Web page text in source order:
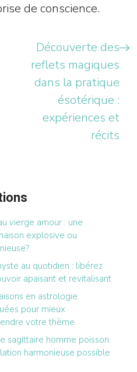
de conscience.
Découverte des
reflets magiques
dans la pratique
ésotérique :
expériences et
récits
vierge amour : une
explosive ou
au quotidien : libérez
apaisant et revitalisant
en astrologie
pour mieux
votre thème
sagittaire homme poisson:
harmonieuse possible